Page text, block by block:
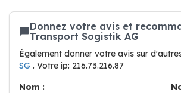
Donnez votre avis et
Transport Sogistik AG
Également donner votre avis sur
SG . Votre ip: 216.73.216.87
Nom :